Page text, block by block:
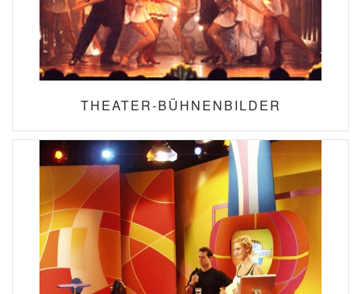
THEATER-BÜHNENBILDER